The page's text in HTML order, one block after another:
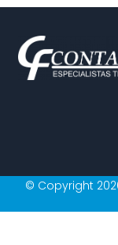
© Copyright